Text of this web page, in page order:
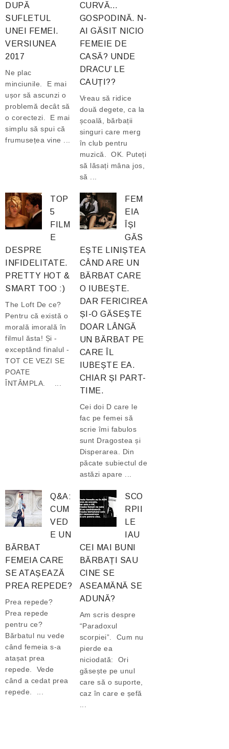
DUPĂ
SUFLETUL
UNEI FEMEI.
VERSIUNEA
2017
Ne plac
minciunile. E mai
ușor să ascunzi o
problemă decât să
o corectezi. E mai
simplu să spui că
frumusețea vine ...
CURVĂ…
GOSPODINĂ. N-
AI GĂSIT NICIO
FEMEIE DE
CASĂ? UNDE
DRACU’ LE
CAUȚI??
Vreau să ridice
două degete, ca la
școală, bărbații
singuri care merg
în club pentru
muzică. OK. Puteți
să lăsați mâna jos,
să ...
TOP
5
FILM
E
DESPRE
INFIDELITATE.
PRETTY HOT &
SMART TOO :)
The Loft De ce?
Pentru că există o
morală imorală în
filmul ăsta! Și -
exceptând finalul -
TOT CE VEZI SE
POATE
ÎNTÂMPLA. ...
FEM
EIA
ÎȘI
GĂS
EȘTE LINIȘTEA
CÂND ARE UN
BĂRBAT CARE
O IUBEȘTE.
DAR FERICIREA
ȘI-O GĂSEȘTE
DOAR LÂNGĂ
UN BĂRBAT PE
CARE ÎL
IUBEȘTE EA.
CHIAR ȘI PART-
TIME.
Cei doi D care le
fac pe femei să
scrie îmi fabulos
sunt Dragostea și
Disperarea. Din
păcate subiectul de
astăzi apare ...
Q&A:
CUM
VED
E UN
BĂRBAT
FEMEIA CARE
SE ATAȘEAZĂ
PREA REPEDE?
Prea repede?
Prea repede
pentru ce?
Bărbatul nu vede
când femeia s-a
atașat prea
repede. Vede
când a cedat prea
repede. ...
SCO
RPII
LE
IAU
CEI MAI BUNI
BĂRBAȚI SAU
CINE SE
ASEAMĂNĂ SE
ADUNĂ?
Am scris despre
“Paradoxul
scorpiei”. Cum nu
pierde ea
niciodată: Ori
găsește pe unul
care să o suporte,
caz în care e șefă
...